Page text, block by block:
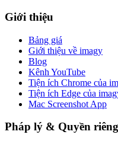
Giới thiệu
Bảng giá
Giới thiệu về imagy
Blog
Kênh YouTube
Tiện ích Chrome của
Tiện ích Edge của
Mac Screenshot App
Pháp lý & Quyền